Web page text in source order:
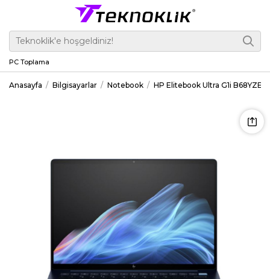
PC Toplama
Anasayfa Bilgisayarlar Notebook HP Elitebook Ultra G1i